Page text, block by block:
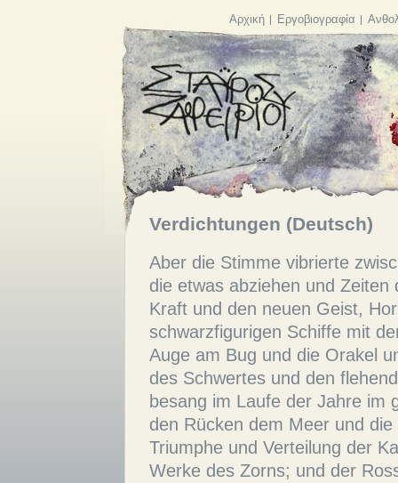
Αρχική Εργοβιογραφία
Verdichtungen (Deutsch)
Aber die Stimme vibrierte
die etwas abziehen und
Kraft und den neuen Geist,
schwarzfigurigen Schiffe mit
Auge am Bug und die Orakel
des Schwertes und den
besang im Laufe der Jahre im
den Rücken dem Meer und
Triumphe und Verteilung der
Werke des Zorns; und der